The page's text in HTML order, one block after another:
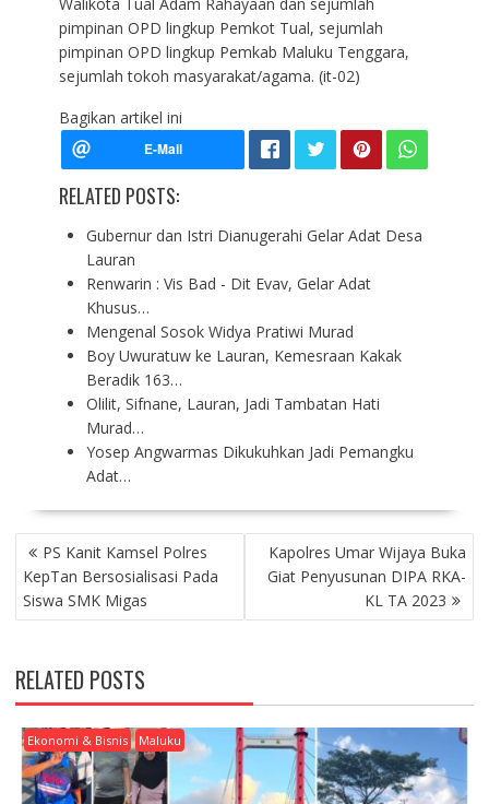
pimpinan OPD lingkup Pemkot Tual, sejumlah
pimpinan OPD lingkup Pemkab Maluku Tenggara,
sejumlah tokoh masyarakat/agama. (it-02)
Bagikan artikel ini
RELATED POSTS:
Gubernur dan Istri Dianugerahi Gelar Adat Desa
Lauran
Renwarin : Vis Bad - Dit Evav, Gelar Adat
Khusus…
Mengenal Sosok Widya Pratiwi Murad
Boy Uwuratuw ke Lauran, Kemesraan Kakak
Beradik 163…
Olilit, Sifnane, Lauran, Jadi Tambatan Hati
Murad…
Yosep Angwarmas Dikukuhkan Jadi Pemangku
Adat…
P
O
S
T
A
V
I
G
A
T
PS Kanit Kamsel Polres
KepTan Bersosialisasi Pada
Siswa SMK Migas
Kapolres Umar Wijaya Buka
Giat Penyusunan DIPA RKA-
KL TA 2023
RELATED POSTS
Ekonomi & Bisnis Maluku